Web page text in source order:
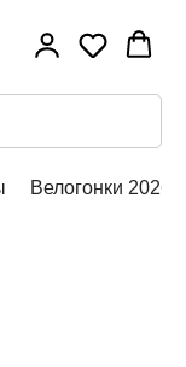
Велогонки 2026